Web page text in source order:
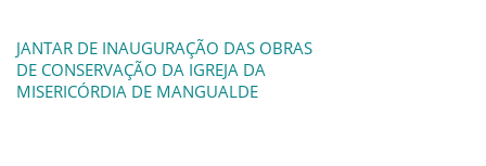
JANTAR DE INAUGURAÇÃO DAS OBRAS
DE CONSERVAÇÃO DA IGREJA DA
MISERICÓRDIA DE MANGUALDE